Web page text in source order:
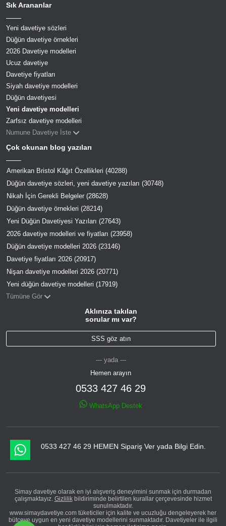
Sık Arananlar
Yeni davetiye sözleri
Düğün davetiye örnekleri
2026 Davetiye modelleri
Ucuz davetiye
Davetiye fiyatları
Siyah davetiye modelleri
Düğün davetiyesi
Yeni davetiye modelleri
Zarfsız davetiye modelleri
Numune Davetiye İste
Çok okunan blog yazıları
Amerikan Bristol Kâğıt Özellikleri (40288)
Düğün davetiye sözleri, yeni davetiye yazıları (30748)
Nikah İçin Gerekli Belgeler (28628)
Düğün davetiye örnekleri (28214)
Yeni Düğün Davetiyesi Yazıları (27643)
2026 davetiye modelleri ve fiyatları (23958)
Düğün davetiye modelleri 2026 (23146)
Davetiye fiyatları 2026 (20917)
Nişan davetiye modelleri 2026 (20771)
Yeni düğün davetiye modelleri (17919)
Tümüne Gör
Aklınıza takılan
sorular mı var?
SSS göz atın
--- yada ---
Hemen arayın
0533 427 46 29
WhatsApp Destek
0533 427 46 29 HEMEN Sipariş Ver yada Bilgi Edin.
Simay davetiye olarak en iyi alışveriş deneyimini sunmak için durmadan
çalışmaktayız. Gizlilikbildiriminde belirtilen kurallar çerçevesinde hizmet
sunulmaktadır.
www.simaydavetiye.com tüketiciler için kalite ve ucuzluğu dengeleyerek her
bütçeye uygun en yeni davetiye modellerini sunmaktadır. Davetiyeler ile ilgili